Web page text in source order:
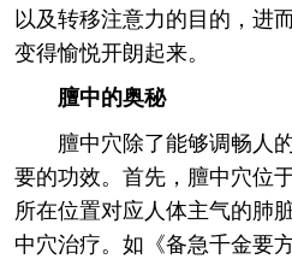
以及转移注意力的目的，进
变得愉悦开朗起来。
膻中的奥秘
膻中穴除了能够调畅人
要的功效。首先，膻中穴位
所在位置对应人体主气的肺
中穴治疗。如《备急千金要